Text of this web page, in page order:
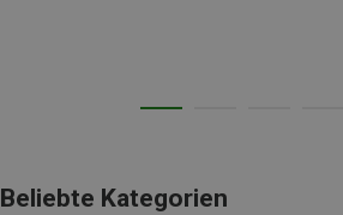
Beliebte Kategorien